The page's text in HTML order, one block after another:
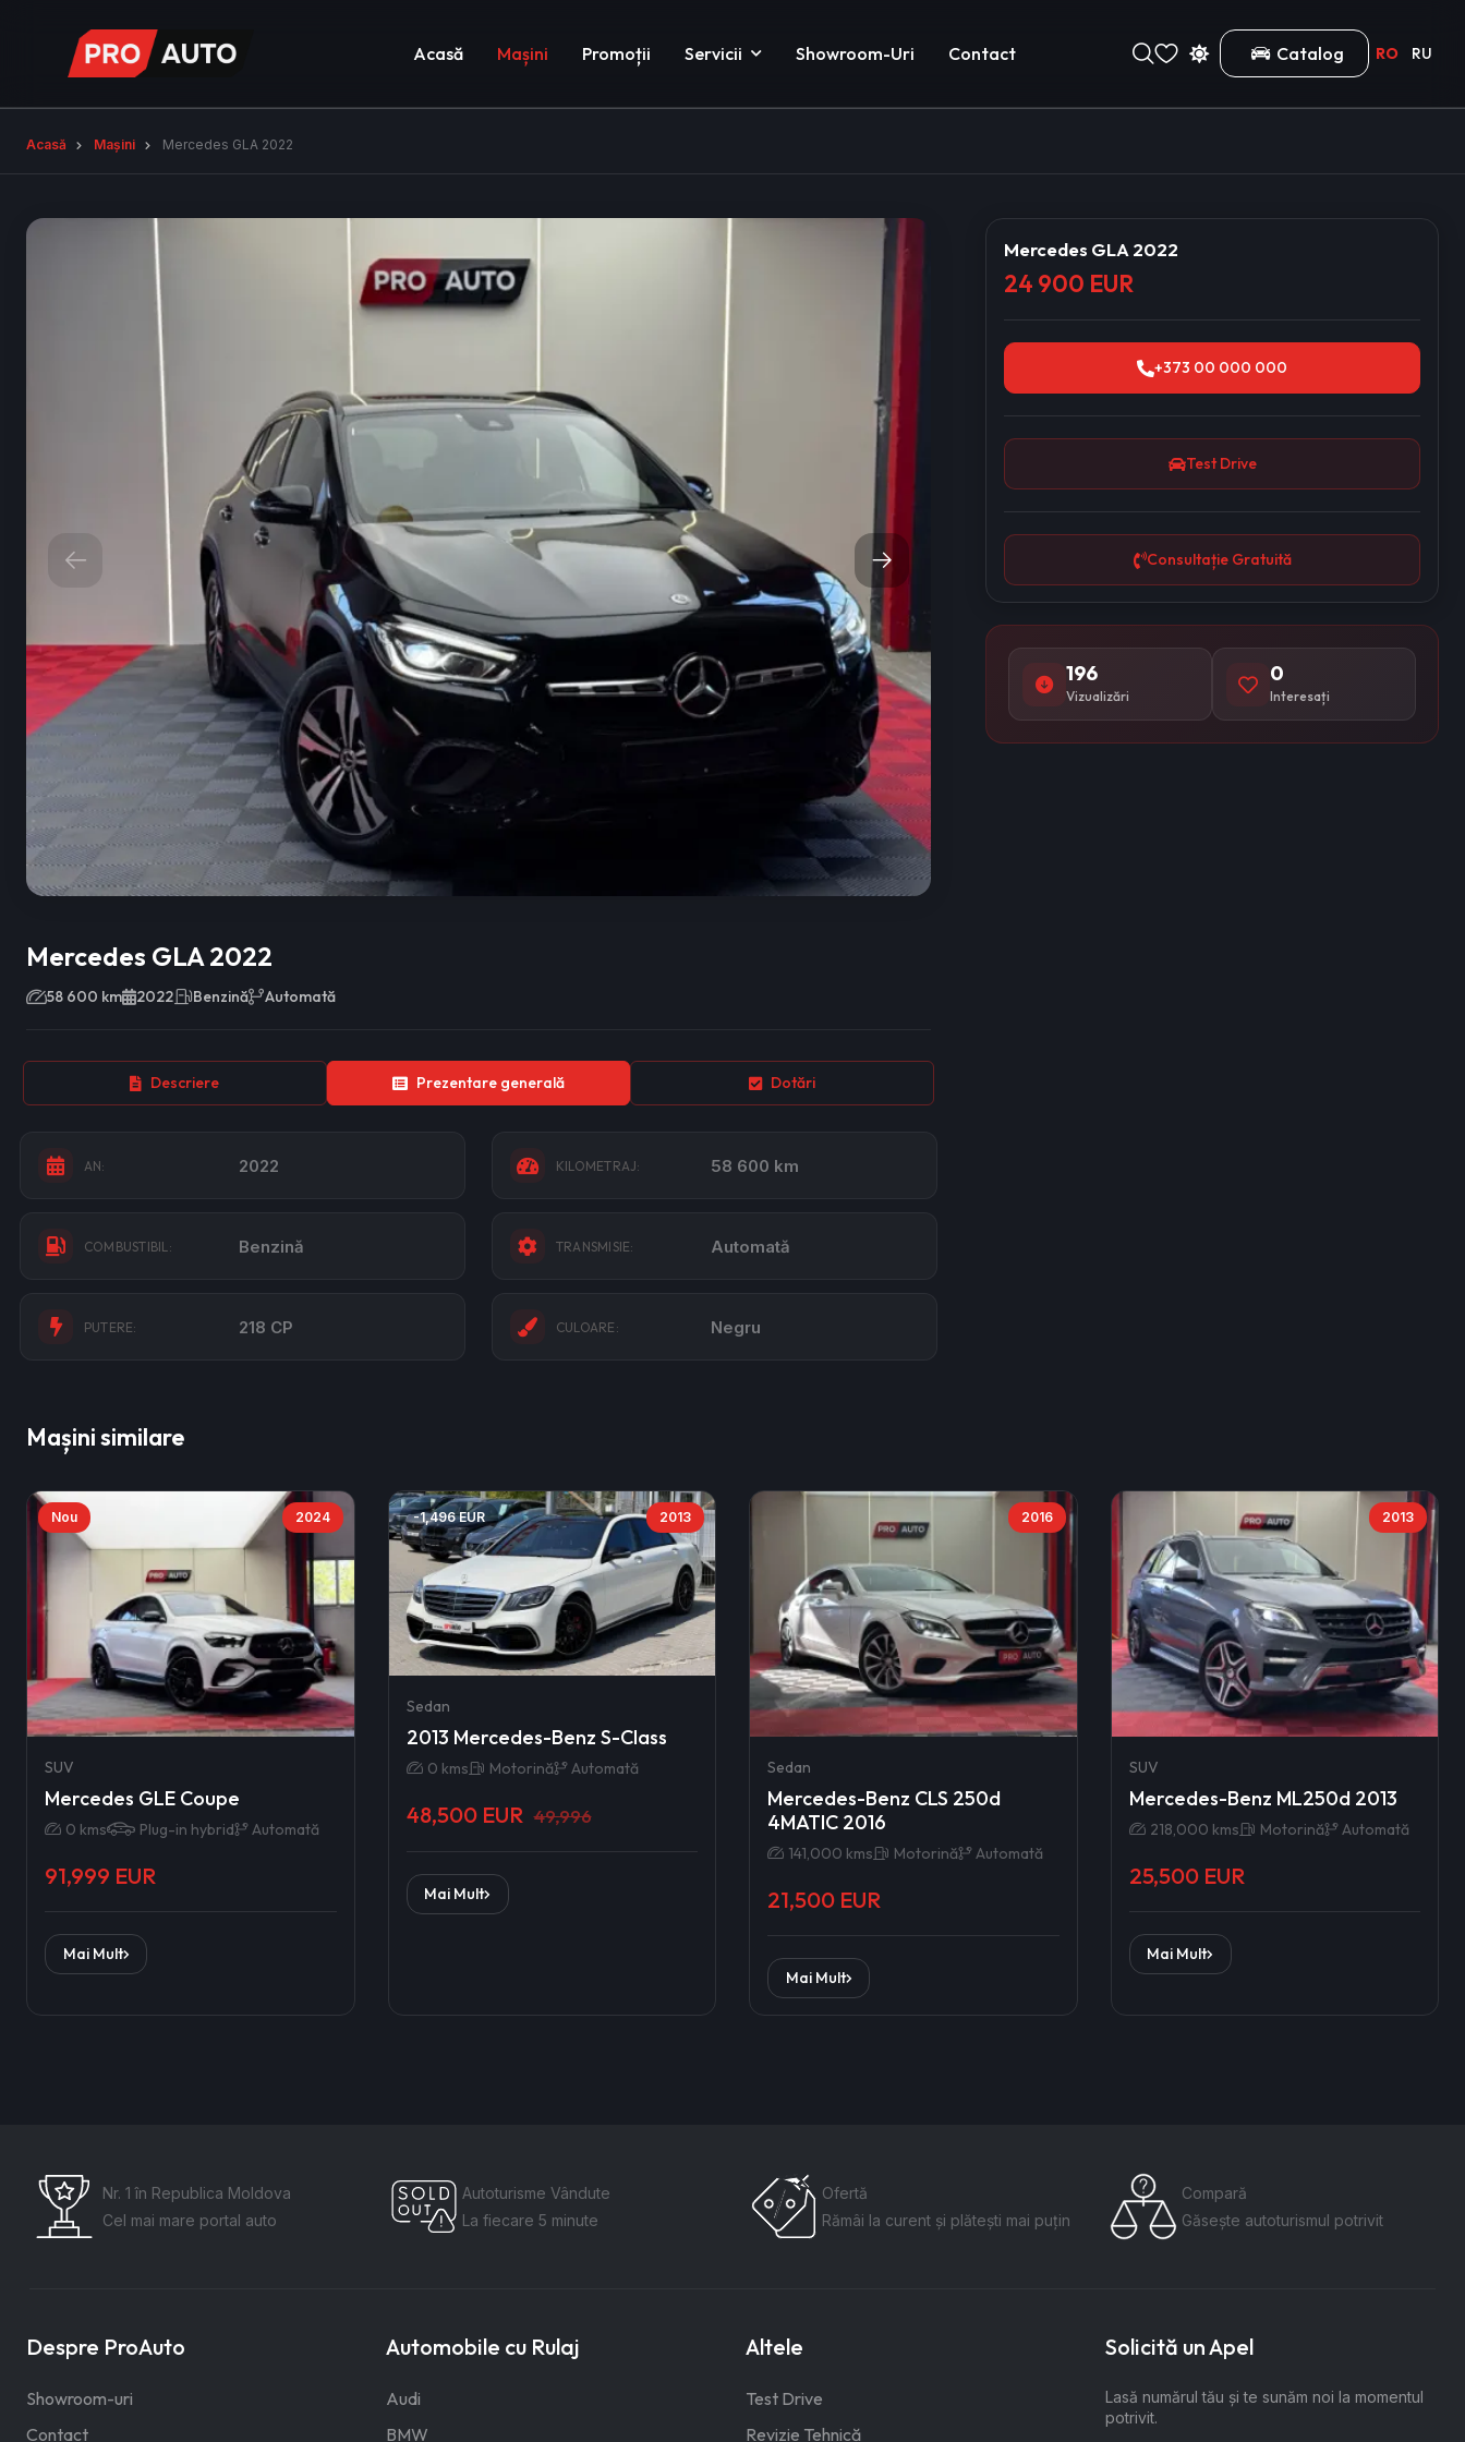
Acasă Mașini Promoții Servicii Showroom-Uri Contact Catalog RO RU
Acasă Mașini Mercedes GLA 2022
Mercedes GLA 2022
58 600 km 2022 Benzină Automată
Descriere Prezentare generală Dotări
AN: 2022 KILOMETRAJ: 58 600 km
COMBUSTIBIL: Benzină TRANSMISIE: Automată
PUTERE: 218 CP CULOARE: Negru
Mercedes GLA 2022
24 900 EUR
+373 00 000 000
Test Drive
Consultație Gratuită
196
Vizualizări
0
Interesați
Mașini similare
Nou 2024
SUV
Mercedes GLE Coupe
0 kms Plug-in hybrid Automată
91,999 EUR
Mai Mult
-1,496 EUR 2013
Sedan
2013 Mercedes-Benz S-Class
0 kms Motorină Automată
48,500 EUR 49,996
Mai Mult
2016
Sedan
Mercedes-Benz CLS 250d
4MATIC 2016
141,000 kms Motorină Automată
21,500 EUR
Mai Mult
2013
SUV
Mercedes-Benz ML250d 2013
218,000 kms Motorină Automată
25,500 EUR
Mai Mult
Nr. 1 în Republica Moldova
Cel mai mare portal auto
Autoturisme Vândute
La fiecare 5 minute
Ofertă
Rămâi la curent și plătești mai puțin
Compară
Găsește autoturismul potrivit
Despre ProAuto
Showroom-uri
Contact
Automobile cu Rulaj
Audi
BMW
Altele
Test Drive
Revizie Tehnică
Solicită un Apel
Lasă numărul tău și te sunăm noi la momentul
potrivit.